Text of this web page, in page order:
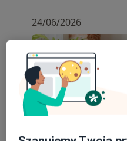
24/06/2026